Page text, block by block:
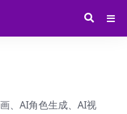
、AI角色生成、AI视